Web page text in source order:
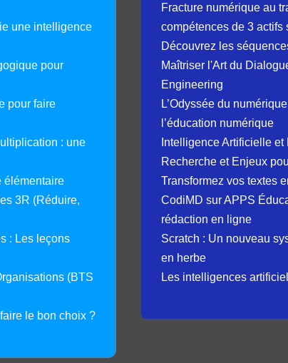
une intelligence
pour
pour faire
: une
élémentaire
3R (Réduire,
: Les leçons
(BTS
le bon choix ?
Fracture numérique au
compétences de 3 actifs
Découvrez les
Maîtriser l'Art du
Engineering
L’Odyssée du
l’éducation numérique
Intelligence Artificielle
Recherche et Enjeux
Transformez vos textes
CodiMD sur APPS
rédaction en ligne
Scratch : Un nouveau
en herbe
Les intelligences